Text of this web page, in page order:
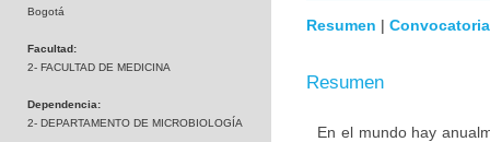
Bogotá
Facultad:
2- FACULTAD DE MEDICINA
Dependencia:
2- DEPARTAMENTO DE MICROBIOLOGÍA
Resumen | Convocatoria
Resumen
En el mundo hay